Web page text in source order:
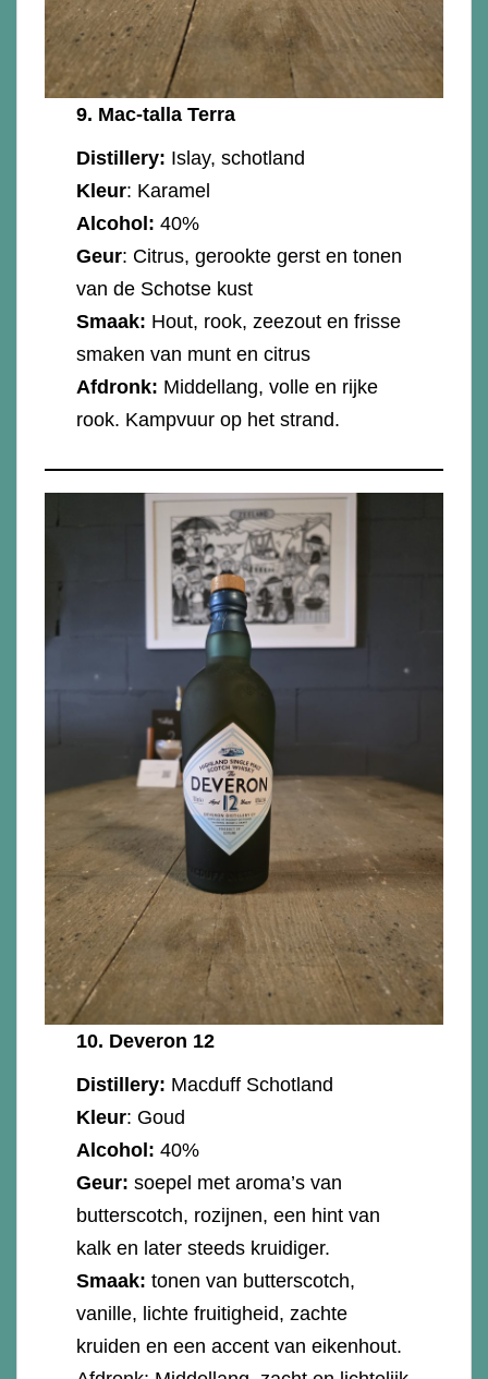
9. Mac-talla Terra
Distillery: Islay, schotland
Kleur: Karamel
Alcohol: 40%
Geur: Citrus, gerookte gerst en tonen
van de Schotse kust
Smaak: Hout, rook, zeezout en frisse
smaken van munt en citrus
Afdronk: Middellang, volle en rijke
rook. Kampvuur op het strand.
10. Deveron 12
Distillery: Macduff Schotland
Kleur: Goud
Alcohol: 40%
Geur:soepel met aroma’s van
butterscotch, rozijnen, een hint van
kalk en later steeds kruidiger.
Smaak: tonen van butterscotch,
vanille, lichte fruitigheid, zachte
kruiden en een accent van eikenhout.